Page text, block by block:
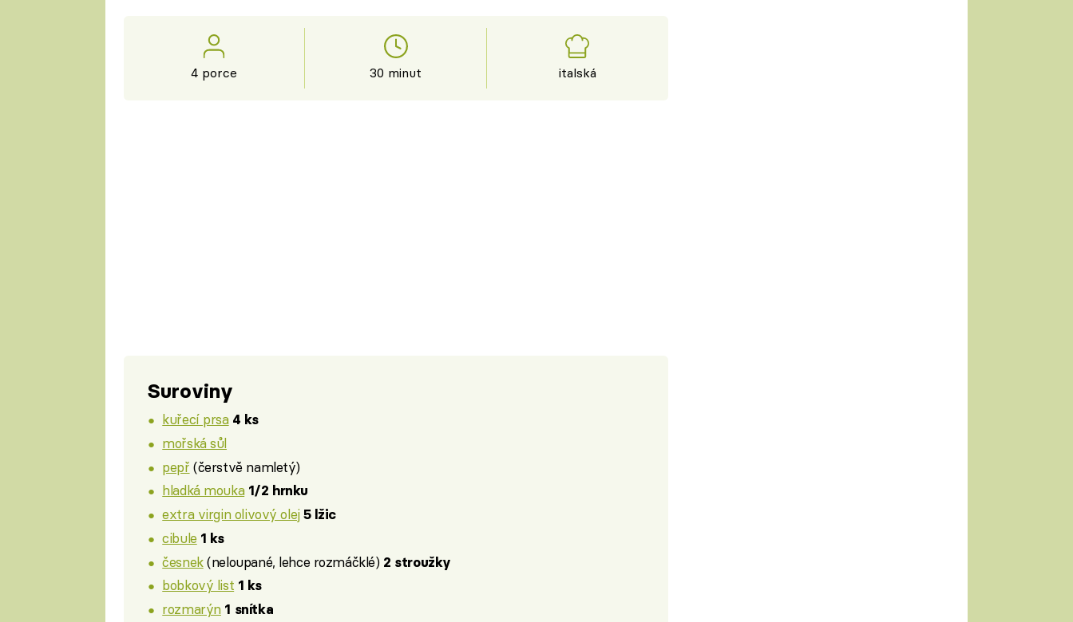
4 porce 30 minut italská
Suroviny
kuřecí prsa 4 ks
mořská sůl
pepř (čerstvě namletý)
hladká mouka 1/2 hrnku
extra virgin olivový olej 5 lžic
cibule 1 ks
česnek(neloupané, lehce rozmáčklé) 2 stroužky
bobkový list 1 ks
rozmarýn 1 snítka